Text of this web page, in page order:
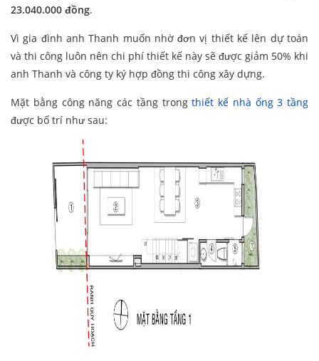
23.040.000 đồng.
Vì gia đình anh Thanh muốn nhờ đơn vị thiết kế lên dự toán
và thi công luôn nên chi phí thiết kế này sẽ được giảm 50% khi
anh Thanh và công ty ký hợp đồng thi công xây dựng.
Mặt bằng công năng các tầng trongthiết kế nhà ống 3 tầng
được bố trí như sau: